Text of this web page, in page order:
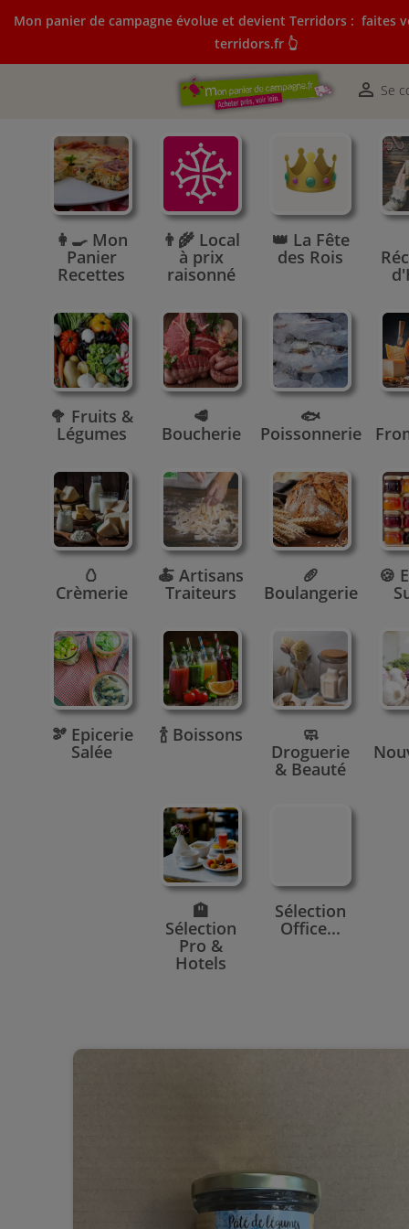
Mon panier de campagne évolue et devient Terridors : faites
terridors.fr 👆
 Se
Mon panier de campagne évolue et devient Terridors:
courses sur terridors.fr 👆
👩‍🍳 Mon
Panier
Recettes
👨‍🌾 Local
à prix
raisonné
👑 La Fête
des Rois
🥦 Fruits &
Légumes
🥩
Boucherie
🐟
Poissonnerie
🥚
Crèmerie
🍝 Artisans
Traiteurs
🥖
Boulangerie
🍪
🫘 Epicerie
Salée
🍾 Boissons 🧼
Droguerie
& Beauté
🏨
Sélection
Pro &
Hotels
Sélection
Office...